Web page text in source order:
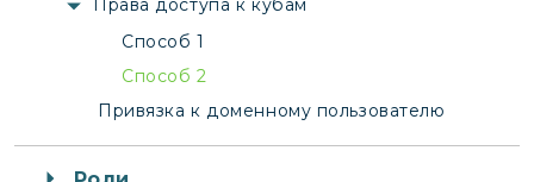
Права доступа к кубам
Способ 1
Способ 2
Привязка к доменному пользователю